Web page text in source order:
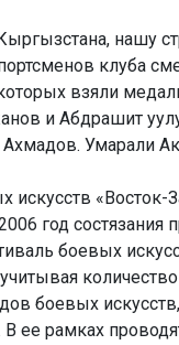
нашу
клуба
взяли
и Абдрашит
Умарали
искусств «Восток-
год состязания
боевых
боевых
ее рамках